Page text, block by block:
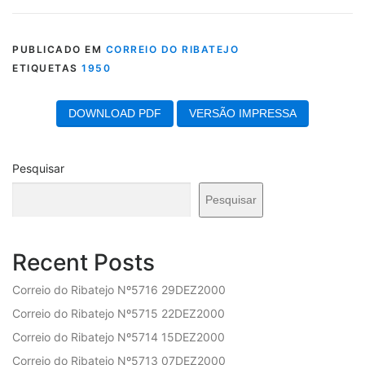
PUBLICADO EM CORREIO DO RIBATEJO
ETIQUETAS 1950
DOWNLOAD PDF VERSÃO IMPRESSA
Pesquisar
Pesquisar
Recent Posts
Correio do Ribatejo Nº5716 29DEZ2000
Correio do Ribatejo Nº5715 22DEZ2000
Correio do Ribatejo Nº5714 15DEZ2000
Correio do Ribatejo Nº5713 07DEZ2000